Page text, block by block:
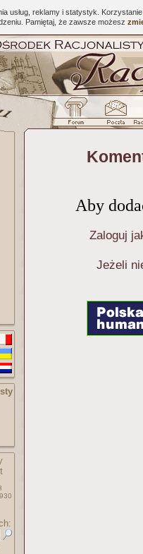
usług, reklamy i statystyk.
Pamiętaj, że zawsze możesz
Aby
Zaloguj
Jeżeli